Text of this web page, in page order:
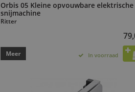
Orbis 05 Kleine opvouwbare elektrische
snijmachine
Ritter
Meer In voorraad